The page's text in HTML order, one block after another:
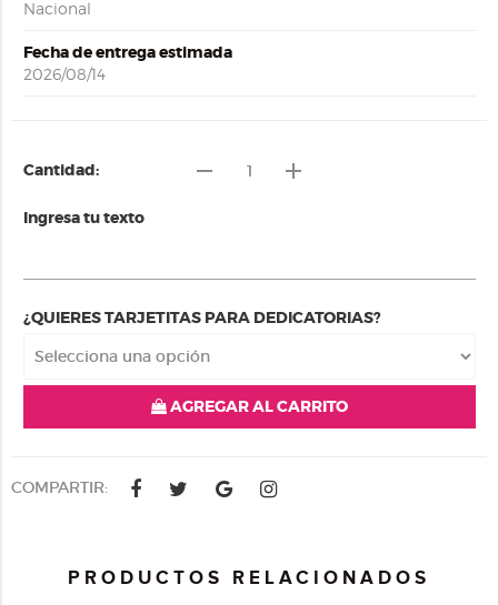
Nacional
Fecha de entrega estimada
2026/08/14
Cantidad: remove add
Ingresa tu texto
¿QUIERES TARJETITAS PARA DEDICATORIAS?
AGREGAR AL CARRITO
COMPARTIR:
PRODUCTOS RELACIONADOS